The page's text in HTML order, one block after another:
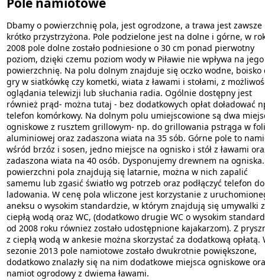
Dbamy o powierzchnię pola, jest ogrodzone, a trawa jest zawsze
krótko przystrzyżona. Pole podzielone jest na dolne i górne, w
2008 pole dolne zostało podniesione o 30 cm ponad pierwotny
poziom, dzięki czemu poziom wody w Piławie nie wpływa na jego
powierzchnię. Na polu dolnym znajduje się oczko wodne, boisko
gry w siatkówkę czy kometki, wiata z ławami i stołami, z
oglądania telewizji lub słuchania radia. Ogólnie dostępny jest
również prąd- można tutaj - bez dodatkowych opłat doładować
telefon komórkowy. Na dolnym polu umiejscowione są dwa
ogniskowe z rusztem grillowym- np. do grillowania pstrąga w
aluminiowej oraz zadaszona wiata na 35 sób. Górne pole to
wśród brzóz i sosen, jedno miejsce na ognisko i stół z ławami
zadaszona wiata na 40 osób. Dysponujemy drewnem na
powierzchni pola znajdują się latarnie, można w nich zapalić
samemu lub zgasić światło wg potrzeb oraz podłączyć telefon do
ladowania. W cenę pola wliczone jest korzystanie z
aneksu o wysokim standardzie, w którym znajdują się umywalki z
ciepłą wodą oraz WC, (dodatkowo drugie WC o wysokim
od 2008 roku równiez zostało udostępnione kajakarzom). Z
z ciepłą wodą w ankesie można skorzystać za dodatkową opłatą.
sezonie 2013 pole namiotowe zostało dwukrotnie powiększone,
dodatkowo znalazły się na nim dodatkowe miejsca ogniskowe
namiot ogrodowy z dwiema ławami.